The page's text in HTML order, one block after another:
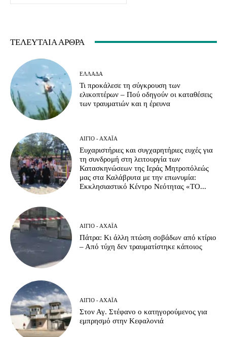
ΤΕΛΕΥΤΑΊΑ ΆΡΘΡΑ
ΕΛΛΆΔΑ
Τι προκάλεσε τη σύγκρουση των
ελικοπτέρων – Πού οδηγούν οι καταθέσεις
των τραυματιών και η έρευνα
ΑΊΓΙΟ - ΑΧΑΪ́Α
Ευχαριστήριες και συγχαρητήριες ευχές για
τη συνδρομή στη λειτουργία των
Κατασκηνώσεων της Ιεράς Μητροπόλεώς
μας στα Καλάβρυτα με την επωνυμία:
Εκκλησιαστικό Κέντρο Νεότητας «ΤΟ...
ΑΊΓΙΟ - ΑΧΑΪ́Α
Πάτρα: Κι άλλη πτώση σοβάδων από κτίριο
– Από τύχη δεν τραυματίστηκε κάποιος
ΑΊΓΙΟ - ΑΧΑΪ́Α
Στον Αγ. Στέφανο ο κατηγορούμενος για
εμπρησμό στην Κεφαλονιά